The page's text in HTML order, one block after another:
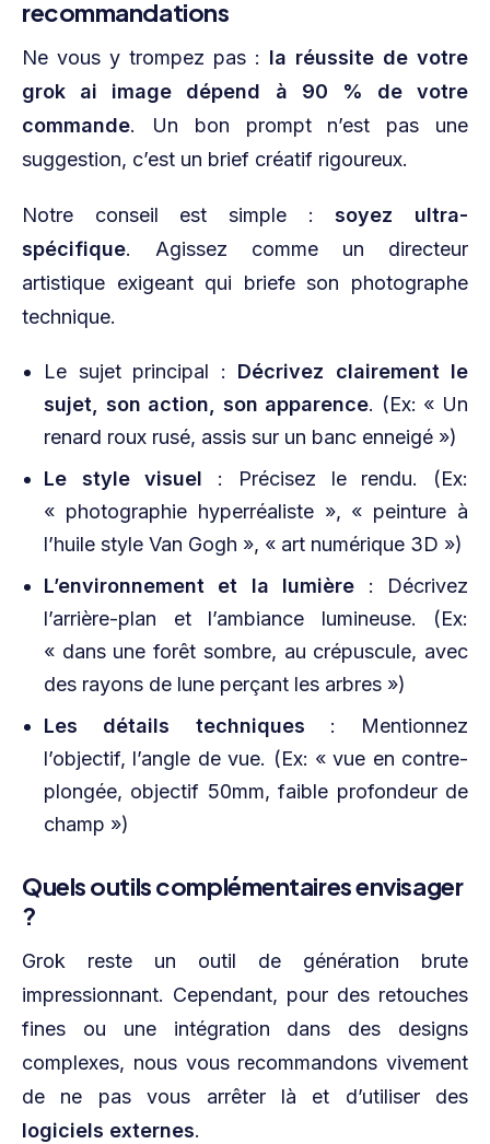
recommandations
Ne vous y trompez pas : la réussite de votre
grok ai image dépend à 90 % de votre
commande. Un bon prompt n’est pas une
suggestion, c’est un brief créatif rigoureux.
Notre conseil est simple :soyez ultra-
spécifique. Agissez comme un directeur
artistique exigeant qui briefe son photographe
technique.
Le sujet principal : Décrivez clairement le
sujet, son action, son apparence. (Ex: « Un
renard roux rusé, assis sur un banc enneigé »)
Le style visuel : Précisez le rendu. (Ex:
« photographie hyperréaliste », « peinture à
l’huile style Van Gogh », « art numérique 3D »)
L’environnement et la lumière : Décrivez
l’arrière-plan et l’ambiance lumineuse. (Ex:
« dans une forêt sombre, au crépuscule, avec
des rayons de lune perçant les arbres »)
Les détails techniques : Mentionnez
l’objectif, l’angle de vue. (Ex: « vue en contre-
plongée, objectif 50mm, faible profondeur de
champ »)
Quels outils complémentaires envisager
?
Grok reste un outil de génération brute
impressionnant. Cependant, pour des retouches
fines ou une intégration dans des designs
complexes, nous vous recommandons vivement
de ne pas vous arrêter là et d’utiliser des
logiciels externes.